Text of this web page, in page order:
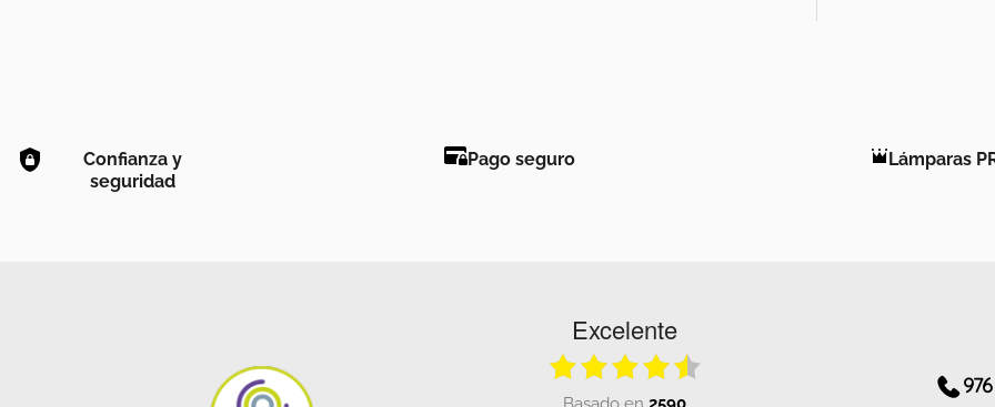
Confianza y
seguridad
Pago seguro Lámparas
Excelente
basado en 2590